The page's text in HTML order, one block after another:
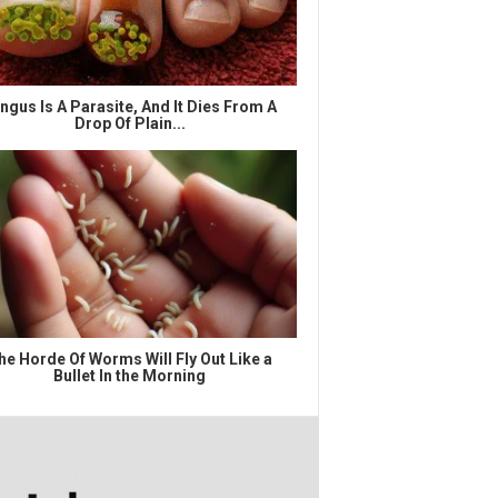
Is A Parasite, And It Dies From A
Drop Of Plain...
Horde Of Worms Will Fly Out Like a
Bullet In the Morning